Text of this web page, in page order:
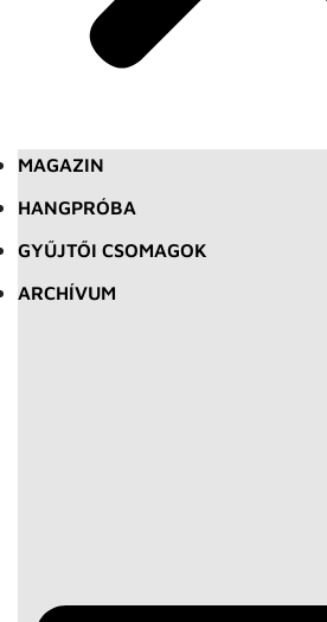
MAGAZIN
HANGPRÓBA
GYŰJTŐI CSOMAGOK
ARCHÍVUM